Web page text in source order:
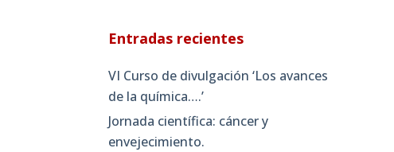
Entradas recientes
VI Curso de divulgación ‘Los avances
de la química….’
Jornada científica: cáncer y
envejecimiento.